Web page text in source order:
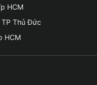
HCM
TP Thủ Đức
HCM